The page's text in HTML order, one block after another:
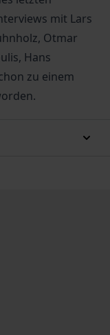
mit Lars
Otmar
Hans
zu einem